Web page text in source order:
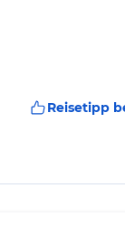
Reisetipp